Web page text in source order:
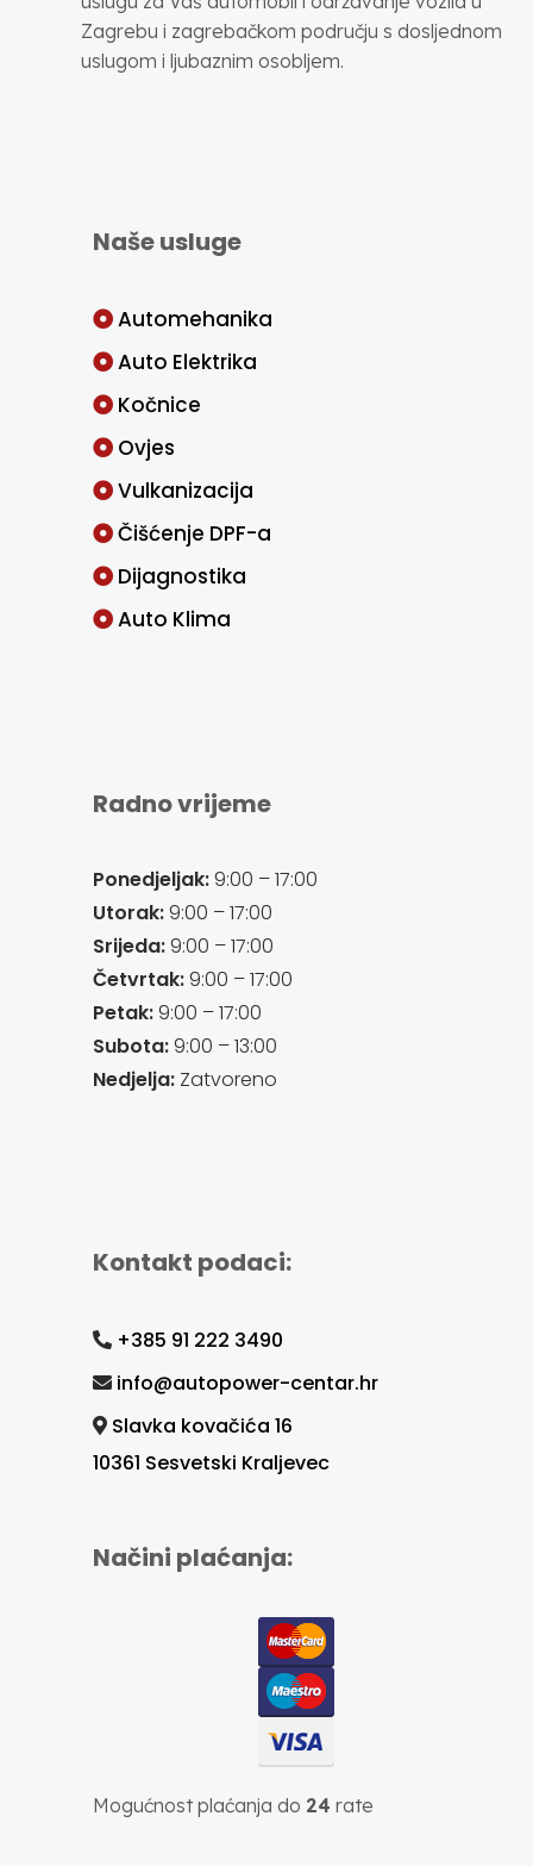
Zagrebu i zagrebačkom području s dosljednom
uslugom i ljubaznim osobljem.
Naše usluge
Automehanika
Auto Elektrika
Kočnice
Ovjes
Vulkanizacija
Čišćenje DPF-a
Dijagnostika
Auto Klima
Radno vrijeme
Ponedjeljak:9:00 – 17:00
Utorak:9:00 – 17:00
Srijeda:9:00 – 17:00
Četvrtak:9:00 – 17:00
Petak:9:00 – 17:00
Subota:9:00 – 13:00
Nedjelja:Zatvoreno
Kontakt podaci:
+385 91 222 3490
info@autopower-centar.hr
Slavka kovačića 16
10361 Sesvetski Kraljevec
Načini plaćanja:
Mogućnost plaćanja do 24 rate